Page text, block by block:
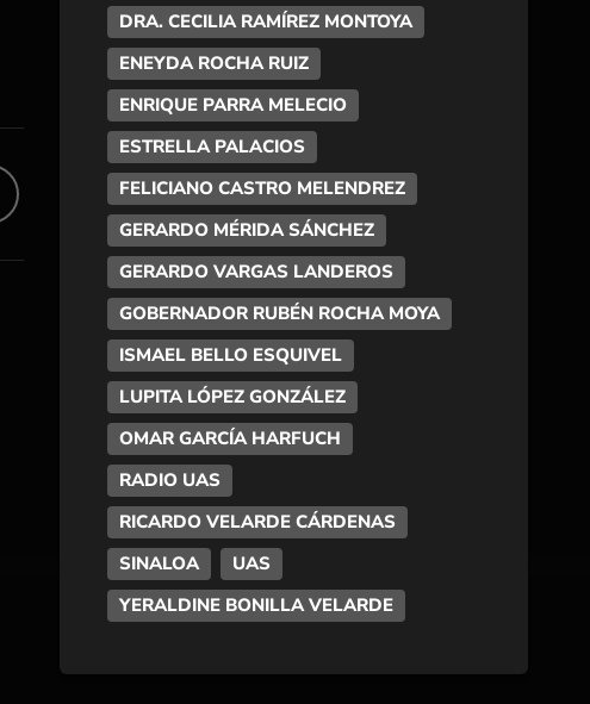
DRA. CECILIA RAMÍREZ MONTOYA
ENEYDA ROCHA RUIZ
ENRIQUE PARRA MELECIO
ESTRELLA PALACIOS
FELICIANO CASTRO MELENDREZ
GERARDO MÉRIDA SÁNCHEZ
GERARDO VARGAS LANDEROS
GOBERNADOR RUBÉN ROCHA MOYA
ISMAEL BELLO ESQUIVEL
LUPITA LÓPEZ GONZÁLEZ
OMAR GARCÍA HARFUCH
RADIO UAS
RICARDO VELARDE CÁRDENAS
SINALOA
UAS
YERALDINE BONILLA VELARDE